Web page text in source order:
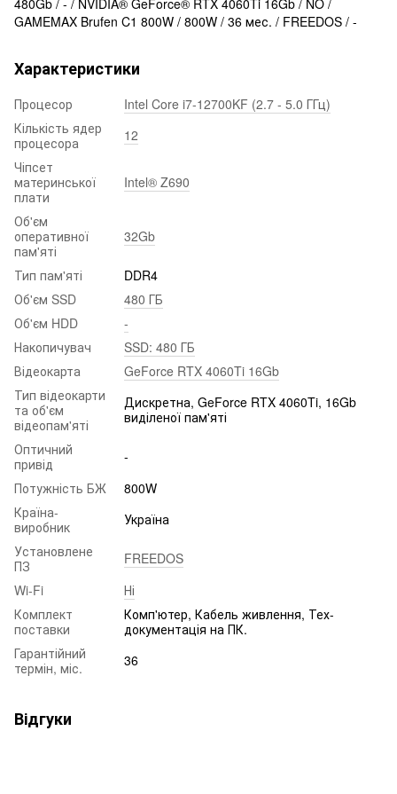
GAMEMAX Brufen C1 800W / 800W / 36 мес. / FREEDOS / -
Характеристики
Процесор
Intel Core i7-12700KF (2.7 - 5.0 ГГц)
Кількість ядер
процесора
12
Чіпсет
материнської
плати
Intel® Z690
Об'єм
оперативної
пам'яті
32Gb
Тип пам'яті
DDR4
Об'єм SSD
480 ГБ
Об'єм HDD
-
Накопичувач
SSD: 480 ГБ
Відеокарта
GeForce RTX 4060Ti 16Gb
Тип відеокарти
та об'єм
відеопам'яті
Дискретна, GeForce RTX 4060Ti, 16Gb
виділеної пам'яті
Оптичний
привід
-
Потужність БЖ
800W
Країна-
виробник
Україна
Установлене
ПЗ
FREEDOS
Wi-Fi
Ні
Комплект
поставки
Комп'ютер, Кабель живлення, Тех-
документація на ПК.
Гарантійний
термін, міс.
36
Відгуки